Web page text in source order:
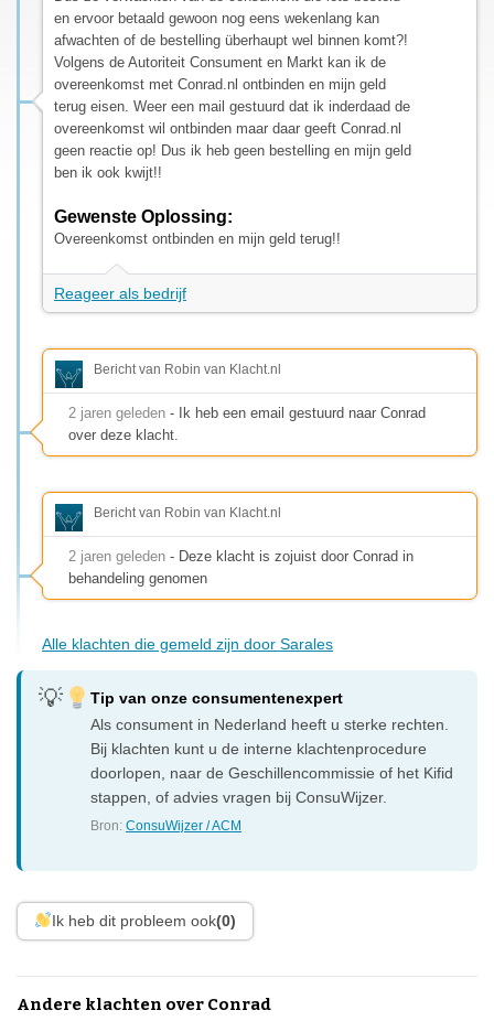
en ervoor betaald gewoon nog eens wekenlang kan
afwachten of de bestelling überhaupt wel binnen komt?!
Volgens de Autoriteit Consument en Markt kan ik de
overeenkomst met Conrad.nl ontbinden en mijn geld
terug eisen. Weer een mail gestuurd dat ik inderdaad de
overeenkomst wil ontbinden maar daar geeft Conrad.nl
geen reactie op! Dus ik heb geen bestelling en mijn geld
ben ik ook kwijt!!
Gewenste Oplossing:
Overeenkomst ontbinden en mijn geld terug!!
Reageer als bedrijf
Bericht van Robin van Klacht.nl
2 jaren geleden - Ik heb een email gestuurd naar Conrad
over deze klacht.
Bericht van Robin van Klacht.nl
2 jaren geleden - Deze klacht is zojuist door Conrad in
behandeling genomen
Alle klachten die gemeld zijn door Sarales
Tip van onze consumentenexpert
Als consument in Nederland heeft u sterke rechten.
Bij klachten kunt u de interne klachtenprocedure
doorlopen, naar de Geschillencommissie of het Kifid
stappen, of advies vragen bij ConsuWijzer.
Bron:ConsuWijzer / ACM
Ik heb dit probleem ook(0)
Andere klachten over Conrad